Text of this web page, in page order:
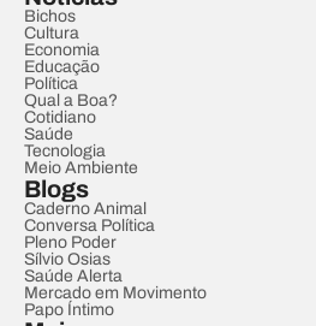
Bichos
Cultura
Economia
Educação
Política
Qual a Boa?
Cotidiano
Saúde
Tecnologia
Meio Ambiente
Blogs
Caderno Animal
Conversa Política
Pleno Poder
Sílvio Osias
Saúde Alerta
Mercado em Movimento
Papo Íntimo